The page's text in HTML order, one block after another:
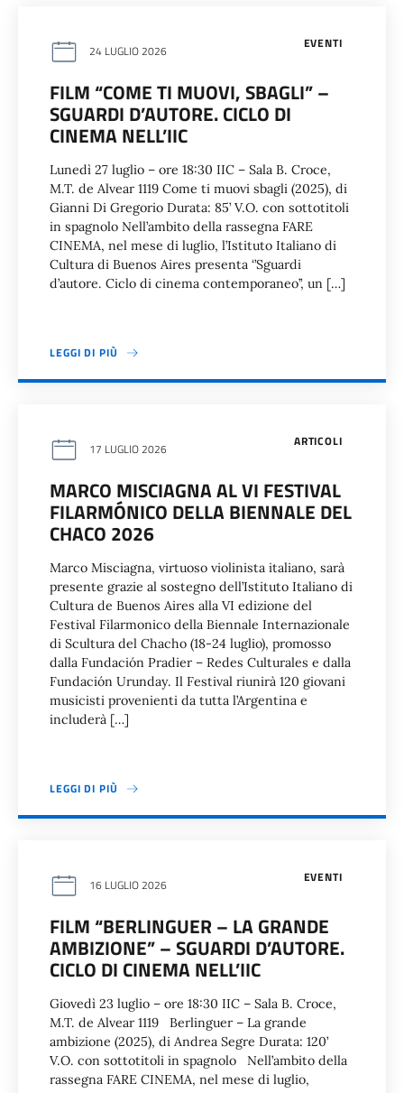
EVENTI
24 LUGLIO 2026
FILM “COME TI MUOVI, SBAGLI” –
SGUARDI D’AUTORE. CICLO DI
CINEMA NELL’IIC
Lunedì 27 luglio – ore 18:30 IIC – Sala B. Croce,
M.T. de Alvear 1119 Come ti muovi sbagli (2025), di
Gianni Di Gregorio Durata: 85’ V.O. con sottotitoli
in spagnolo Nell’ambito della rassegna FARE
CINEMA, nel mese di luglio, l’Istituto Italiano di
Cultura di Buenos Aires presenta ‘’Sguardi
d’autore. Ciclo di cinema contemporaneo’’, un […]
LEGGI DI PIÙ
ARTICOLI
17 LUGLIO 2026
MARCO MISCIAGNA AL VI FESTIVAL
FILARMÓNICO DELLA BIENNALE DEL
CHACO 2026
Marco Misciagna, virtuoso violinista italiano, sarà
presente grazie al sostegno dell’Istituto Italiano di
Cultura de Buenos Aires alla VI edizione del
Festival Filarmonico della Biennale Internazionale
di Scultura del Chacho (18-24 luglio), promosso
dalla Fundación Pradier – Redes Culturales e dalla
Fundación Urunday. Il Festival riunirà 120 giovani
musicisti provenienti da tutta l’Argentina e
includerà […]
LEGGI DI PIÙ
EVENTI
16 LUGLIO 2026
FILM “BERLINGUER – LA GRANDE
AMBIZIONE” – SGUARDI D’AUTORE.
CICLO DI CINEMA NELL’IIC
Giovedì 23 luglio – ore 18:30 IIC – Sala B. Croce,
M.T. de Alvear 1119 Berlinguer – La grande
ambizione (2025), di Andrea Segre Durata: 120’
V.O. con sottotitoli in spagnolo Nell’ambito della
rassegna FARE CINEMA, nel mese di luglio,